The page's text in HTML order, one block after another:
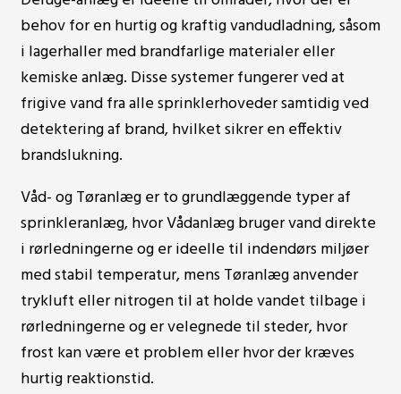
behov for en hurtig og kraftig vandudladning, såsom
i lagerhaller med brandfarlige materialer eller
kemiske anlæg. Disse systemer fungerer ved at
frigive vand fra alle sprinklerhoveder samtidig ved
detektering af brand, hvilket sikrer en effektiv
brandslukning.
Våd- og Tøranlæg er to grundlæggende typer af
sprinkleranlæg, hvor Vådanlæg bruger vand direkte
i rørledningerne og er ideelle til indendørs miljøer
med stabil temperatur, mens Tøranlæg anvender
trykluft eller nitrogen til at holde vandet tilbage i
rørledningerne og er velegnede til steder, hvor
frost kan være et problem eller hvor der kræves
hurtig reaktionstid.